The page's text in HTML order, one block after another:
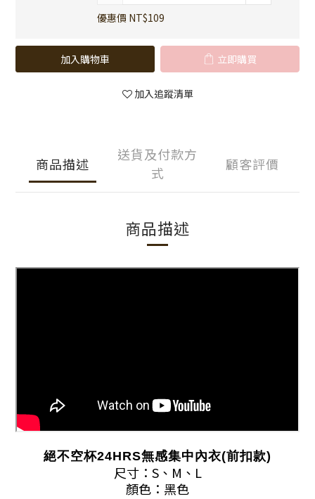
優惠價 NT$109
加入購物車 立即購買
加入追蹤清單
商品描述
送貨及付款方
式
顧客評價
商品描述
絕不空杯24HRS無感集中內衣(前扣款)
尺寸：S、M、L
顏色：黑色